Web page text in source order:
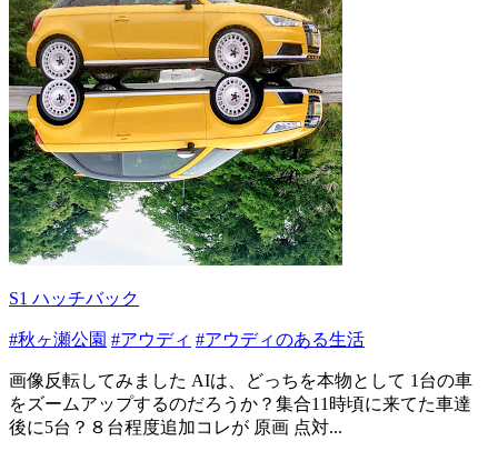
S1 ハッチバック
#秋ヶ瀬公園 #アウディ #アウディのある生活
画像反転してみました AIは、どっちを本物として 1台の車
をズームアップするのだろうか？集合11時頃に来てた車達
後に5台？８台程度追加コレが 原画 点対...